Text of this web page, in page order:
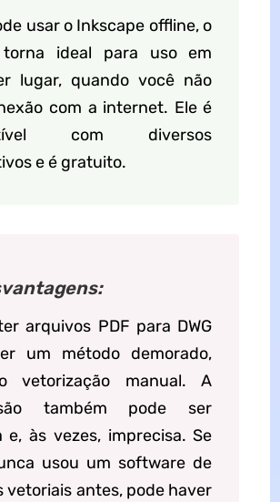
usar o Inkscape offline, o
ideal para uso em
lugar, quando você não
com a internet. Ele é
com diversos
e é gratuito.
arquivos PDF para DWG
um método demorado,
vetorização manual. A
também pode ser
e, às vezes, imprecisa. Se
usou um software de
vetoriais antes, pode haver